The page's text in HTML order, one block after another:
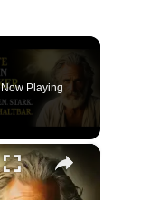
Now Playing
×